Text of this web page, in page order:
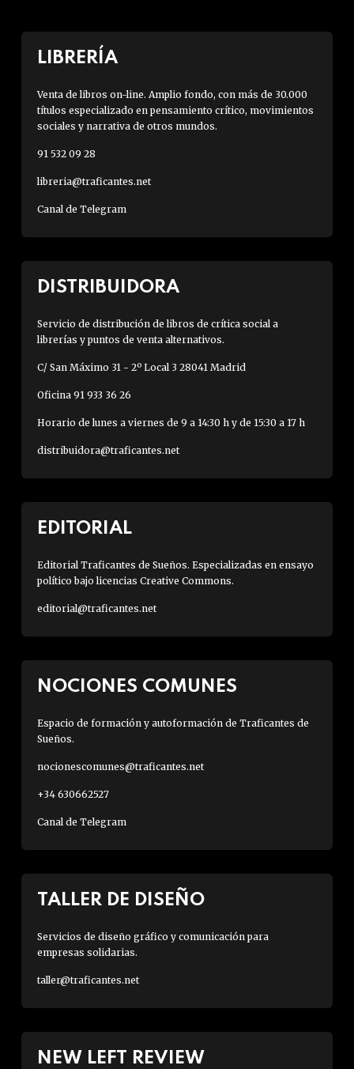
LIBRERÍA
Venta de libros on-line. Amplio fondo, con más de 30.000
títulos especializado en pensamiento crítico, movimientos
sociales y narrativa de otros mundos.
91 532 09 28
libreria@traficantes.net
Canal de Telegram
DISTRIBUIDORA
Servicio de distribución de libros de crítica social a
librerías y puntos de venta alternativos.
C/ San Máximo 31 - 2º Local 3 28041 Madrid
Oficina 91 933 36 26
Horario de lunes a viernes de 9 a 14:30 h y de 15:30 a 17 h
distribuidora@traficantes.net
EDITORIAL
Editorial Traficantes de Sueños. Especializadas en ensayo
político bajo licencias Creative Commons.
editorial@traficantes.net
NOCIONES COMUNES
Espacio de formación y autoformación de Traficantes de
Sueños.
nocionescomunes@traficantes.net
+34 630662527
Canal de Telegram
TALLER DE DISEÑO
Servicios de diseño gráfico y comunicación para
empresas solidarias.
taller@traficantes.net
NEW LEFT REVIEW